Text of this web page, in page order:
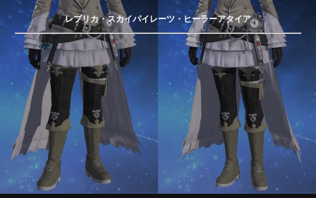
レプリカ・スカイパイレーツ・ヒーラーアタイア